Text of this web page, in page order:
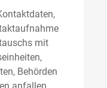
mit
Behörden